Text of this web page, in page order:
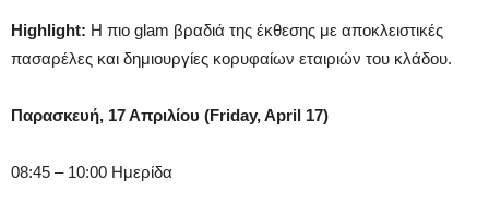
Highlight: Η πιο glam βραδιά της έκθεσης με αποκλειστικές
πασαρέλες και δημιουργίες κορυφαίων εταιριών του κλάδου.
Παρασκευή, 17 Απριλίου (Friday, April 17)
08:45 – 10:00 Ημερίδα